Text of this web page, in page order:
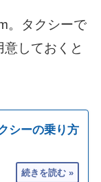
。タクシーで
しておくと
シーの乗り方